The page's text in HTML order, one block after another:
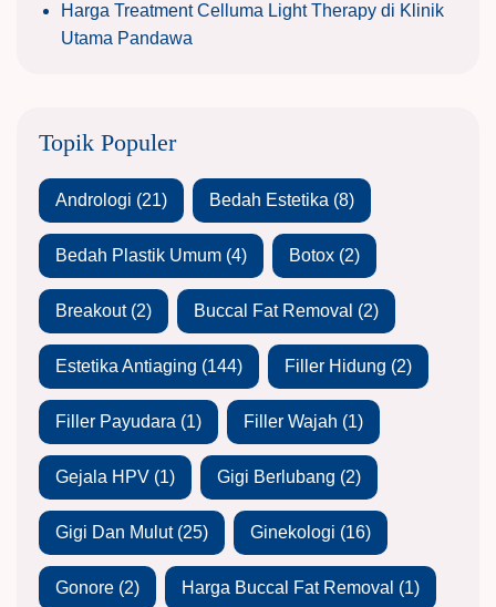
Harga Treatment Celluma Light Therapy di Klinik
Utama Pandawa
Topik Populer
Andrologi (21) Bedah Estetika (8)
Bedah Plastik Umum (4) Botox (2)
Breakout(2) Buccal Fat Removal (2)
Estetika Antiaging (144) Filler Hidung (2)
Filler Payudara (1) Filler Wajah (1)
Gejala HPV (1) Gigi Berlubang (2)
Gigi Dan Mulut(25) Ginekologi (16)
Gonore (2) Harga Buccal Fat Removal (1)